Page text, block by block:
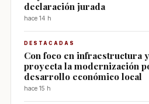
declaración jurada
hace 14 h
DESTACADAS
Con foco en infraestructura
proyecta la modernización
desarrollo económico local
hace 15 h